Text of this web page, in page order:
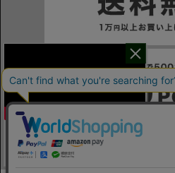
※一部表示がPCサイトになるページもございます。
※当サイトの税込価格表示は、掲載時の消費税率に応じた価
干場氏が考える
「良いシャツの条件！」